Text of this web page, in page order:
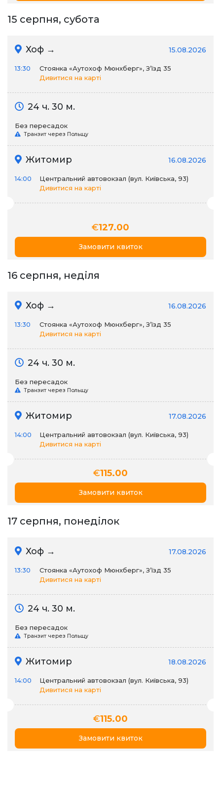
15 серпня, субота
Хоф → 15.08.2026
13:30
Стоянка «Аутохоф Мюнхберг», З’їзд 35
Дивитися на карті
24 ч. 30 м.
Без пересадок
Транзит через Польщу
Житомир 16.08.2026
14:00
Центральний автовокзал (вул. Київська, 93)
Дивитися на карті
€127.00
Замовити квиток
16 серпня, неділя
Хоф → 16.08.2026
13:30
Стоянка «Аутохоф Мюнхберг», З’їзд 35
Дивитися на карті
24 ч. 30 м.
Без пересадок
Транзит через Польщу
Житомир 17.08.2026
14:00
Центральний автовокзал (вул. Київська, 93)
Дивитися на карті
€115.00
Замовити квиток
17 серпня, понеділок
Хоф → 17.08.2026
13:30
Стоянка «Аутохоф Мюнхберг», З’їзд 35
Дивитися на карті
24 ч. 30 м.
Без пересадок
Транзит через Польщу
Житомир 18.08.2026
14:00
Центральний автовокзал (вул. Київська, 93)
Дивитися на карті
€115.00
Замовити квиток